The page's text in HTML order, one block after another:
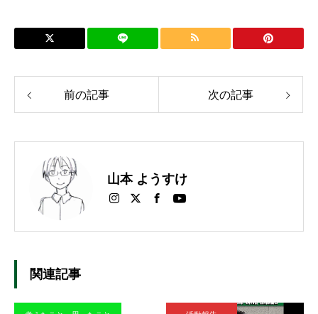
前の記事 次の記事
山本 ようすけ
関連記事